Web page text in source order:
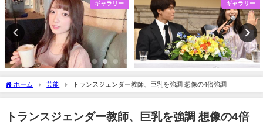
ギャラリー ギャラリー
ホーム 芸能 トランスジェンダー教師、巨乳を強調 想像の4倍強調
トランスジェンダー教師、巨乳を強調 想像の4倍